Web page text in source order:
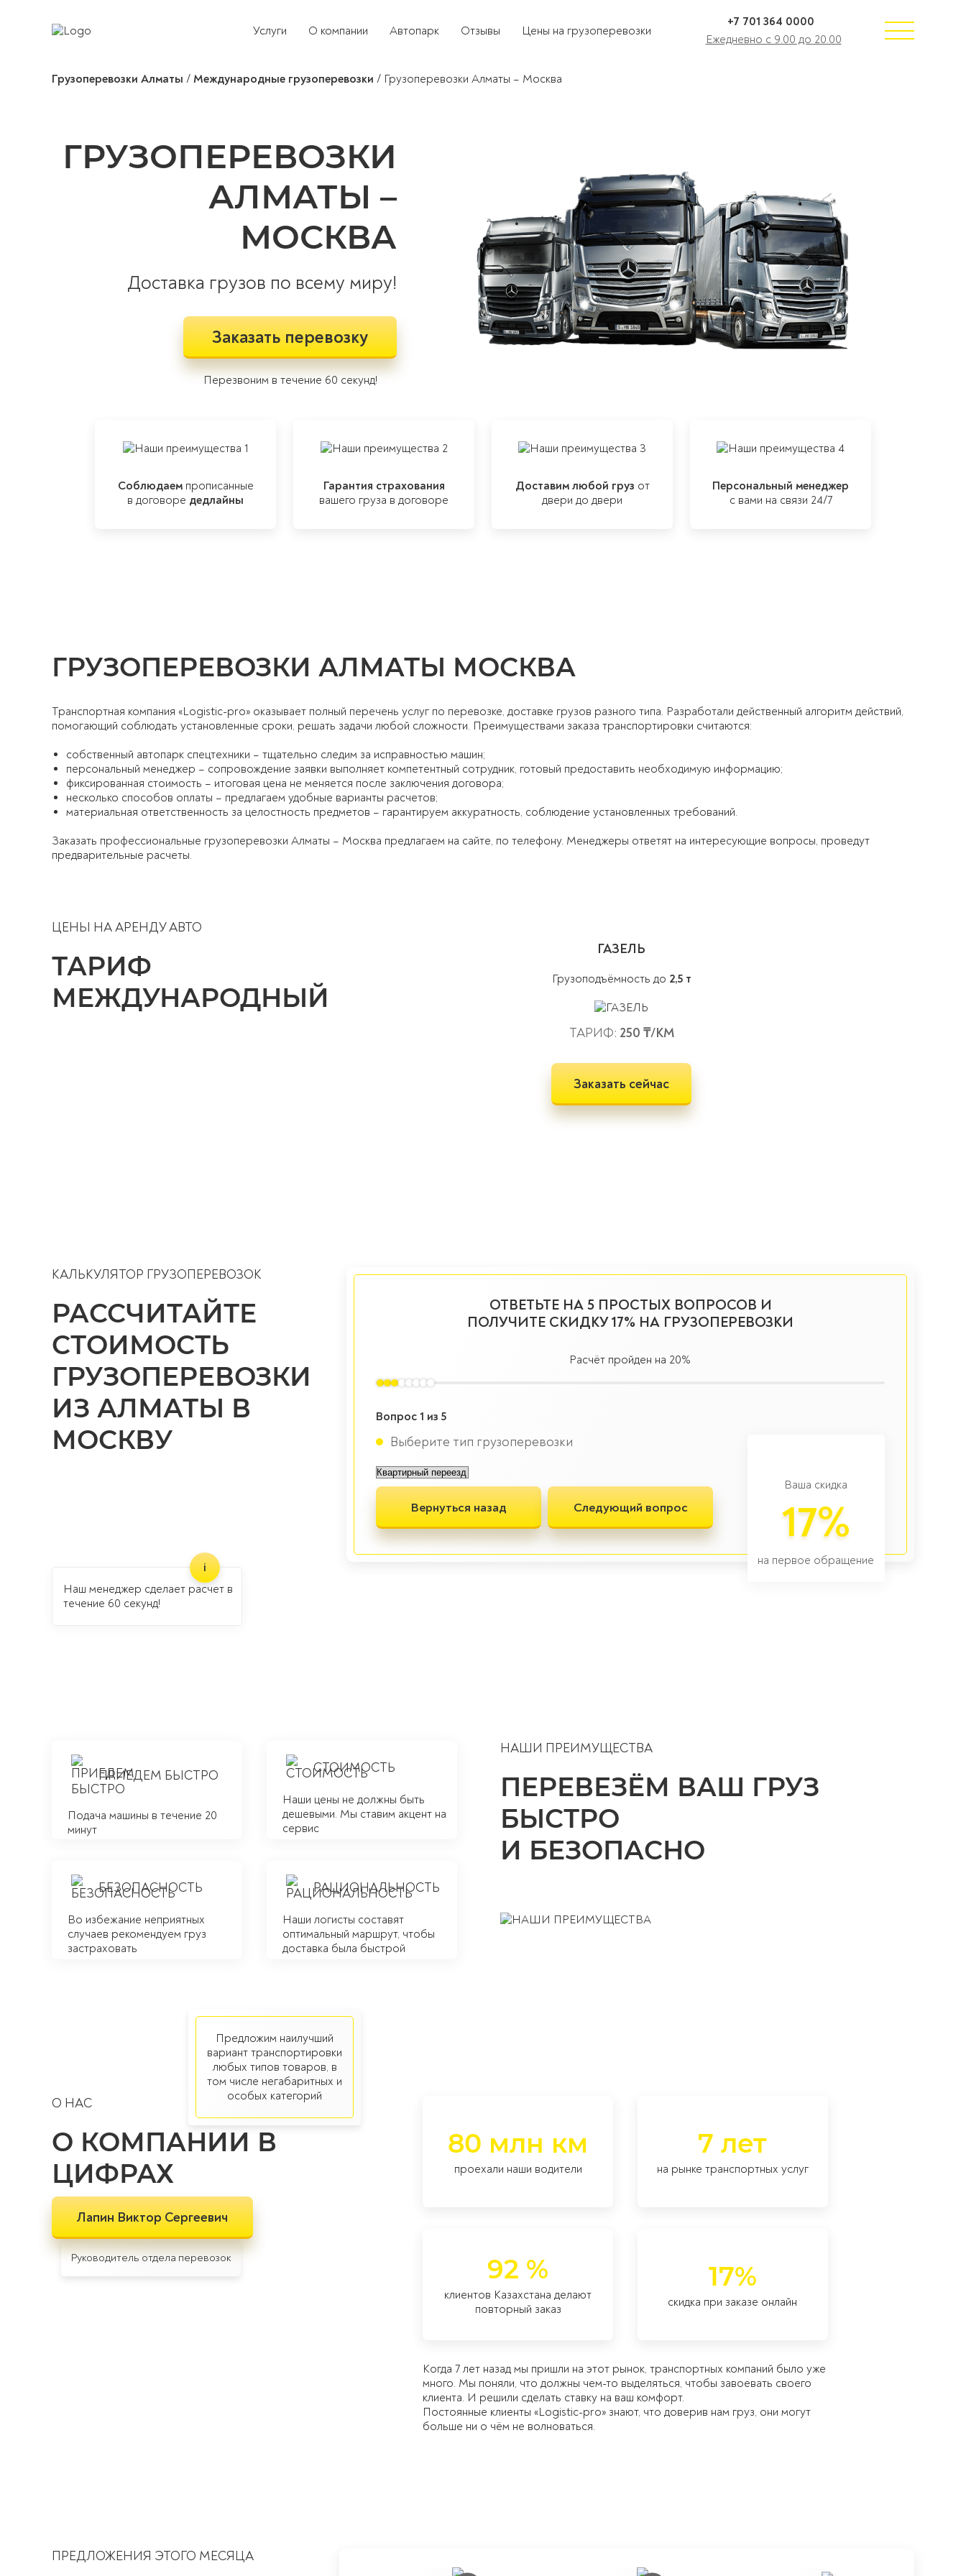
Услуги О компании Автопарк Отзывы Цены на грузоперевозки
+7 701 364 0000
Ежедневно с 9.00 до 20.00
Грузоперевозки Алматы / Международные грузоперевозки / Грузоперевозки Алматы – Москва
ГРУЗОПЕРЕВОЗКИ
АЛМАТЫ –
МОСКВА
Доставка грузов по всему миру!
Заказать перевозку
Перезвоним в течение 60 секунд!
Соблюдаемпрописанные
в договоре дедлайны
Гарантия страхования
вашего груза в договоре
Доставим любой груз от
двери до двери
Персональный менеджер
с вами на связи 24/7
ГРУЗОПЕРЕВОЗКИ АЛМАТЫ МОСКВА
Транспортная компания «Logistic-pro» оказывает полный перечень услуг по перевозке, доставке грузов разного типа. Разработали действенный алгоритм действий,
помогающий соблюдать установленные сроки, решать задачи любой сложности. Преимуществами заказа транспортировки считаются:
собственный автопарк спецтехники – тщательно следим за исправностью машин;
персональный менеджер – сопровождение заявки выполняет компетентный сотрудник, готовый предоставить необходимую информацию;
фиксированная стоимость – итоговая цена не меняется после заключения договора;
несколько способов оплаты – предлагаем удобные варианты расчетов;
материальная ответственность за целостность предметов – гарантируем аккуратность, соблюдение установленных требований.
Заказать профессиональные грузоперевозки Алматы – Москва предлагаем на сайте, по телефону. Менеджеры ответят на интересующие вопросы, проведут
предварительные расчеты.
ЦЕНЫ НА АРЕНДУ АВТО
ТАРИФ
МЕЖДУНАРОДНЫЙ
ГАЗЕЛЬ
Грузоподъёмность до 2,5 т
ТАРИФ: 250 ₸/КМ
Заказать сейчас
КАЛЬКУЛЯТОР ГРУЗОПЕРЕВОЗОК
РАССЧИТАЙТЕ
СТОИМОСТЬ
ГРУЗОПЕРЕВОЗКИ
ИЗ АЛМАТЫ В
МОСКВУ
Наш менеджер сделает расчет в
течение 60 секунд!
ОТВЕТЬТЕ НА 5 ПРОСТЫХ ВОПРОСОВ И
ПОЛУЧИТЕ СКИДКУ 17% НА ГРУЗОПЕРЕВОЗКИ
Расчёт пройден на 20%
Вопрос 1 из 5
Выберите тип грузоперевозки
Ваша скидка
17%
на первое обращение
Вернуться назад Следующий вопрос
ПРИЕДЕМ БЫСТРО
Подача машины в течение 20
минут
СТОИМОСТЬ
Наши цены не должны быть
дешевыми. Мы ставим акцент на
сервис
БЕЗОПАСНОСТЬ
Во избежание неприятных
случаев рекомендуем груз
застраховать
РАЦИОНАЛЬНОСТЬ
Наши логисты составят
оптимальный маршрут, чтобы
доставка была быстрой
НАШИ ПРЕИМУЩЕСТВА
ПЕРЕВЕЗЁМ ВАШ ГРУЗ
БЫСТРО
И БЕЗОПАСНО
О НАС
О КОМПАНИИ В
ЦИФРАХ
Лапин Виктор Сергеевич
Руководитель отдела перевозок
Предложим наилучший
вариант транспортировки
любых типов товаров, в
том числе негабаритных и
особых категорий
80 млн км
проехали наши водители
7 лет
на рынке транспортных услуг
92 %
клиентов Казахстана делают
повторный заказ
17%
скидка при заказе онлайн
Когда 7 лет назад мы пришли на этот рынок, транспортных компаний было уже
много. Мы поняли, что должны чем-то выделяться, чтобы завоевать своего
клиента. И решили сделать ставку на ваш комфорт.
Постоянные клиенты «Logistic-pro» знают, что доверив нам груз, они могут
больше ни о чём не волноваться.
ПРЕДЛОЖЕНИЯ ЭТОГО МЕСЯЦА